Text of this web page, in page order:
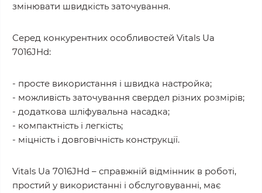
змінювати швидкість заточування.
Серед конкурентних особливостей Vitals Ua
7016JHd:
- просте використання і швидка настройка;
- можливість заточування свердел різних розмірів;
- додаткова шліфувальна насадка;
- компактність і легкість;
- міцність і довговічність конструкції.
Vitals Ua 7016JHd – справжній відмінник в роботі,
простий у використанні і обслуговуванні, має